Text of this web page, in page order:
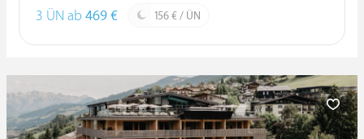
3 ÜN ab 469 € 156 € / ÜN